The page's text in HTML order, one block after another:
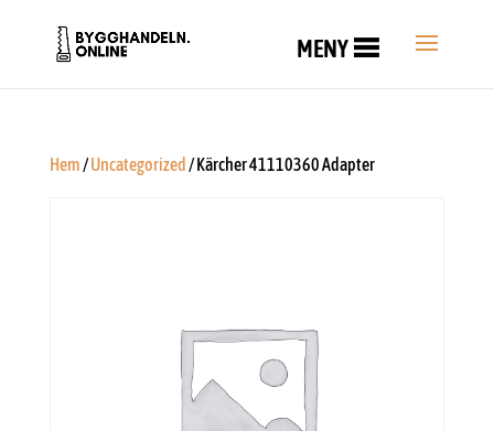
MENY
Hem/Uncategorized / Kärcher 41110360 Adapter